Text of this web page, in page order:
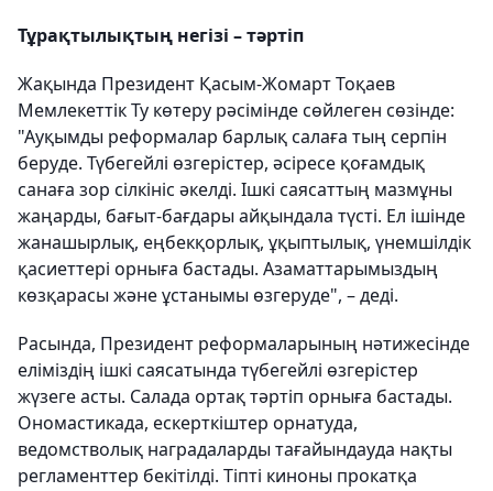
Тұрақтылықтың негізі – тәртіп
Жақында Президент Қасым-Жомарт Тоқаев
Мемлекеттік Ту көтеру рәсімінде сөйлеген сөзінде:
"Ауқымды реформалар барлық салаға тың серпін
беруде. Түбегейлі өзгерістер, әсіресе қоғамдық
санаға зор сілкініс әкелді. Ішкі саясаттың мазмұны
жаңарды, бағыт-бағдары айқындала түсті. Ел ішінде
жанашырлық, еңбекқорлық, ұқыптылық, үнемшілдік
қасиеттері орныға бастады. Азаматтарымыздың
көзқарасы және ұстанымы өзгеруде", – деді.
Расында, Президент реформаларының нәтижесінде
еліміздің ішкі саясатында түбегейлі өзгерістер
жүзеге асты. Салада ортақ тәртіп орныға бастады.
Ономастикада, ескерткіштер орнатуда,
ведомстволық наградаларды тағайындауда нақты
регламенттер бекітілді. Тіпті киноны прокатқа